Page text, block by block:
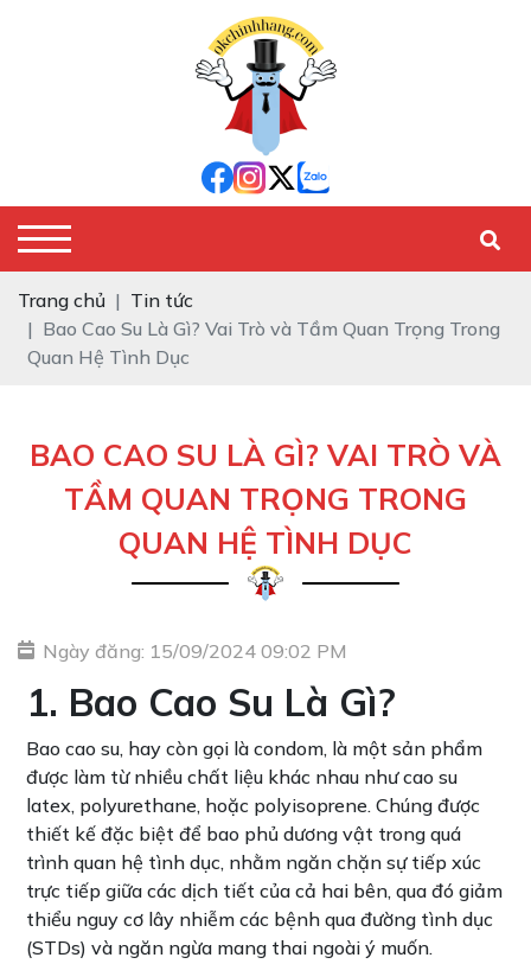
Trang chủ
Tin tức
Bao Cao Su Là Gì? Vai Trò và Tầm Quan Trọng Trong
Quan Hệ Tình Dục
BAO CAO SU LÀ GÌ? VAI TRÒ VÀ
TẦM QUAN TRỌNG TRONG
QUAN HỆ TÌNH DỤC
Ngày đăng: 15/09/2024 09:02 PM
1. Bao Cao Su Là Gì?
Bao cao su, hay còn gọi là condom, là một sản phẩm
được làm từ nhiều chất liệu khác nhau như cao su
latex, polyurethane, hoặc polyisoprene. Chúng được
thiết kế đặc biệt để bao phủ dương vật trong quá
trình quan hệ tình dục, nhằm ngăn chặn sự tiếp xúc
trực tiếp giữa các dịch tiết của cả hai bên, qua đó giảm
thiểu nguy cơ lây nhiễm các bệnh qua đường tình dục
(STDs) và ngăn ngừa mang thai ngoài ý muốn.